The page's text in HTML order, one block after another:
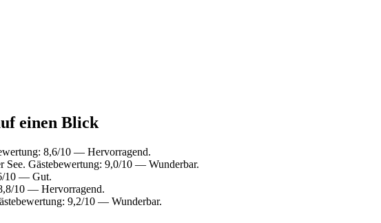
einen Blick
8,6/10 — Hervorragend.
Gästebewertung: 9,0/10 — Wunderbar.
10 — Gut.
10 — Hervorragend.
9,2/10 — Wunderbar.